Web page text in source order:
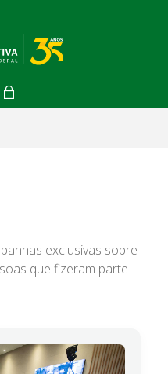
exclusivas sobre
que fizeram parte